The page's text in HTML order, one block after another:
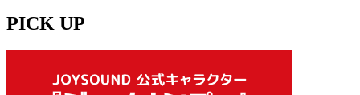
PICK UP